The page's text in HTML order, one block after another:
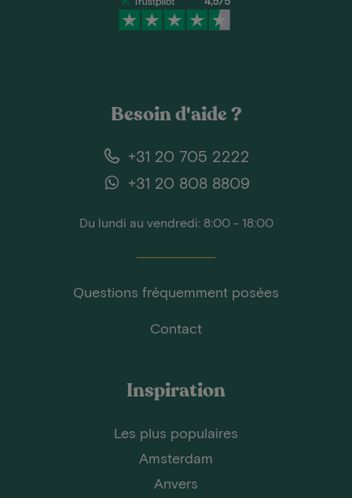
Besoin d'aide ?
+31 20 705 2222
+31 20 808 8809
Du lundi au vendredi: 8:00 - 18:00
Questions fréquemment posées
Contact
Inspiration
Les plus populaires
Amsterdam
Anvers